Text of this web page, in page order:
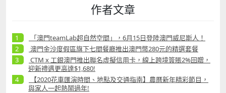
作者文章
「澳門teamLab超自然空間」，6月15日登陸澳門威尼斯人！
澳門金沙度假區旗下七間餐廳推出澳門幣280元的精選套餐
CTM x 工銀澳門推出聯名虛擬信用卡，線上跨境簽賬2%回贈，
迎新禮遇更高達$1,680!
【2020花車匯演時間、地點及交通指南】農曆新年精彩節目，
與家人一起熱鬧過年!